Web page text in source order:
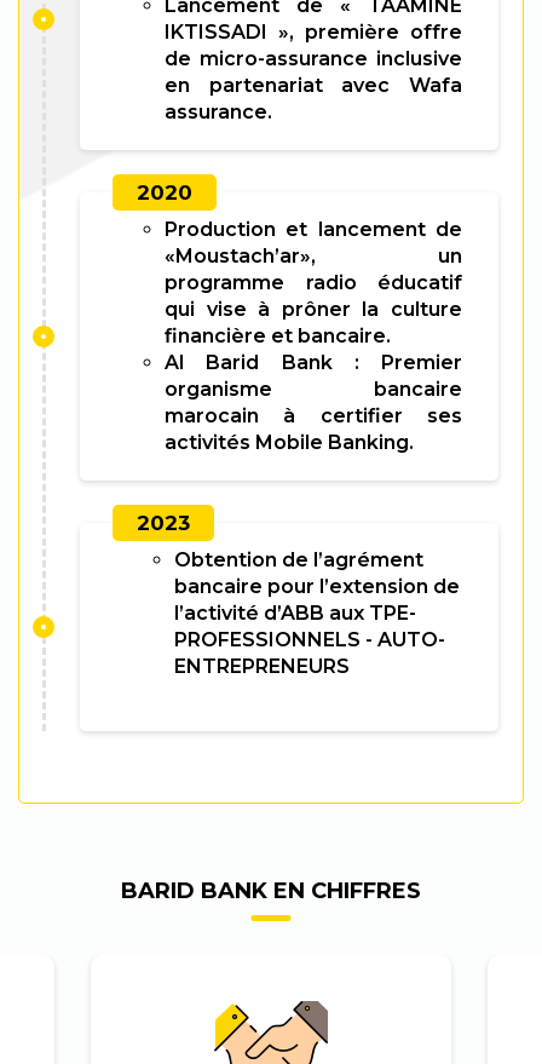
Lancement de « TAAMINE
IKTISSADI », première offre
de micro-assurance inclusive
en partenariat avec Wafa
assurance.
2020
Production et lancement de
«Moustach’ar», un
programme radio éducatif
qui vise à prôner la culture
financière et bancaire.
Al Barid Bank : Premier
organisme bancaire
marocain à certifier ses
activités Mobile Banking.
2023
Obtention de l’agrément
bancaire pour l’extension de
l’activité d’ABB aux TPE-
PROFESSIONNELS - AUTO-
ENTREPRENEURS
BARID BANK EN CHIFFRES